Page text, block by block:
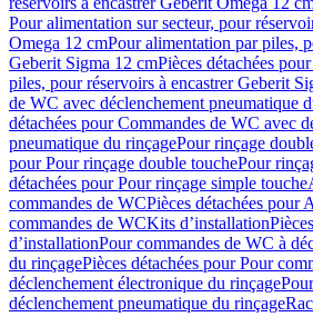
Pour alimentation sur secteur, pour
Omega 12 cmPour alimentation par piles,
Geberit Sigma 12 cmPièces détachées
piles, pour réservoirs à encastrer Geberit
de WC avec déclenchement pneumatique
détachées pour Commandes de WC avec
pneumatique du rinçagePour rinçage
pour Pour rinçage double touchePour
détachées pour Pour rinçage simple touche
commandes de WCPièces détachées pour
commandes de WCKits d’installation
d’installationPour commandes de WC à
du rinçagePièces détachées pour Pour
déclenchement électronique du rinçage
déclenchement pneumatique du rinçage